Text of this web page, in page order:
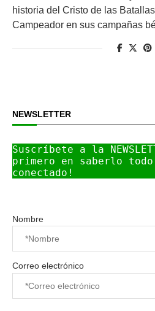
historia del Cristo de las
Campeador en sus campañas
NEWSLETTER
Suscríbete a la
primero en saberlo
conectado!
Nombre
Correo electrónico